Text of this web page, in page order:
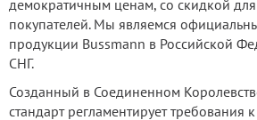
демократичным ценам, со скидкой
покупателей. Мы являемся
продукции Bussmann в Российской
СНГ.
Созданный в Соединенном
стандарт регламентирует требования